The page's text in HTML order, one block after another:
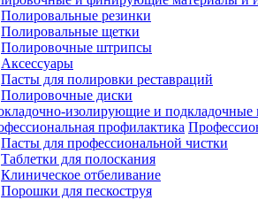
Полировальные резинки
Полировальные щетки
Полировочные штрипсы
Аксессуары
Пасты для полировки реставраций
Полировочные диски
Пасты для профессиональной чистки
Таблетки для полоскания
Клиническое отбеливание
Порошки для пескоструя